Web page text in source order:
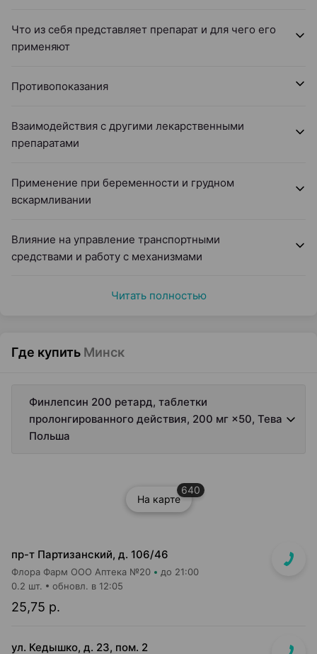
Что из себя представляет препарат и для чего его
применяют
Противопоказания
Взаимодействия с другими лекарственными
препаратами
Применение при беременности и грудном
вскармливании
Влияние на управление транспортными
средствами и работу с механизмами
Читать полностью
Где купить Минск
Финлепсин 200 ретард, таблетки
пролонгированного действия, 200 мг ×50, Тева
Польша
На карте
640
пр-т Партизанский, д. 106/46
Флора Фарм ООО Аптека №20 до 21:00
25,75 р.
0.2 шт. обновл. в 12:05
ул. Кедышко, д. 23, пом. 2